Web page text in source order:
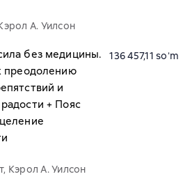
А. Уилсон
без медицины.
преодолению
и
+ Пояс
Кэрол А. Уилсон
136 457,11 soʻm